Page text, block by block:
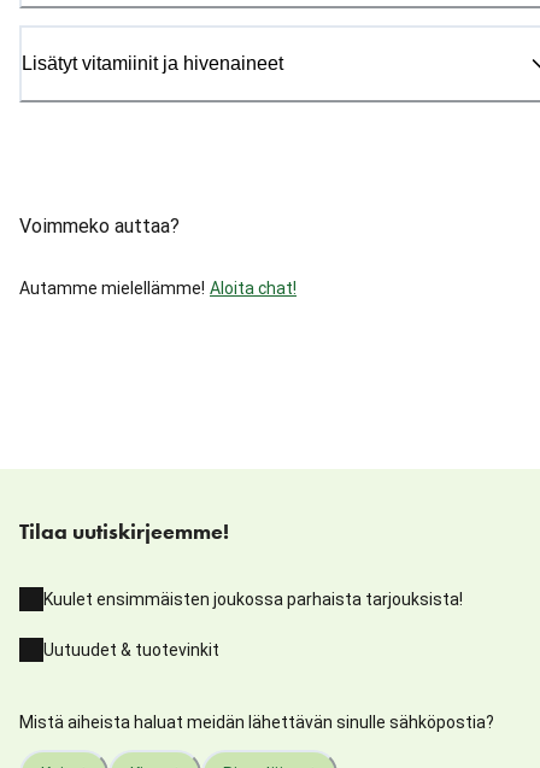
Lisätyt vitamiinit ja hivenaineet
Voimmeko auttaa?
Autamme mielellämme! Aloita chat!
Tilaa uutiskirjeemme!
Kuulet ensimmäisten joukossa parhaista tarjouksista!
Uutuudet & tuotevinkit
Mistä aiheista haluat meidän lähettävän sinulle sähköpostia?